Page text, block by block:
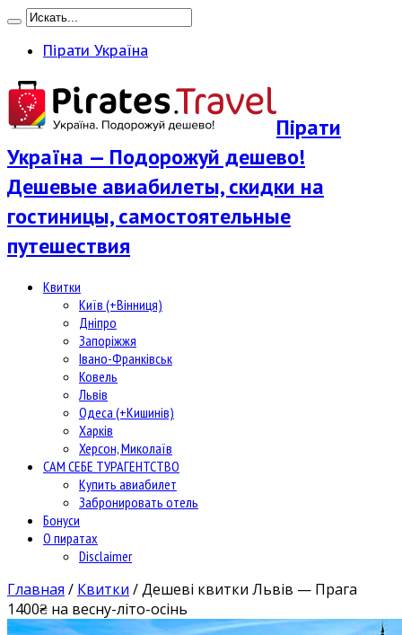
Пірати Україна
Пірати
Україна — Подорожуй дешево!
Дешевые авиабилеты, скидки на
гостиницы, самостоятельные
путешествия
Квитки
Київ (+Вінниця)
Дніпро
Запоріжжя
Івано-Франківськ
Ковель
Львів
Одеса (+Кишинів)
Харків
Херсон, Миколаїв
САМ СЕБЕ ТУРАГЕНТСТВО
Купить авиабилет
Забронировать отель
Бонуси
О пиратах
Disclaimer
Главная / Квитки /Дешеві квитки Львів — Прага
1400₴ на весну-літо-осінь